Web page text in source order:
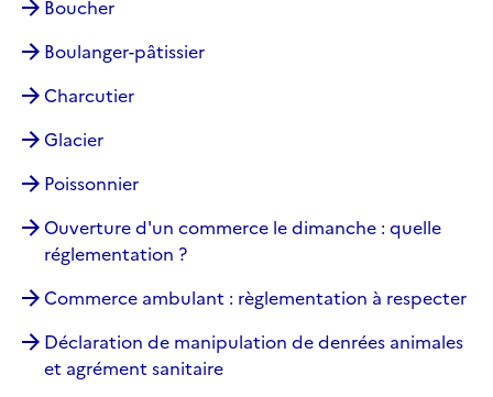
Boucher
Boulanger-pâtissier
Charcutier
Glacier
Poissonnier
Ouverture d'un commerce le dimanche : quelle
réglementation ?
Commerce ambulant : règlementation à respecter
Déclaration de manipulation de denrées animales
et agrément sanitaire